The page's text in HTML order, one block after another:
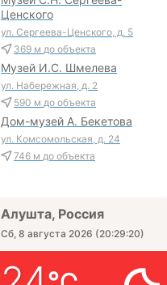
Ценского
ул. Сергеева-Ценского, д. 5
369 м до объекта
Музей И.С. Шмелева
ул. Набережная, д. 2
590 м до объекта
Дом-музей А. Бекетова
ул. Комсомольская, д. 24
746 м до объекта
Алушта, Россия
Сб, 8 августа 2026 (20:29:21)